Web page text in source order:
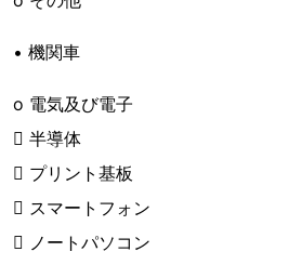
• 機関車
o 電気及び電子
 半導体
 プリント基板
 スマートフォン
 ノートパソコン